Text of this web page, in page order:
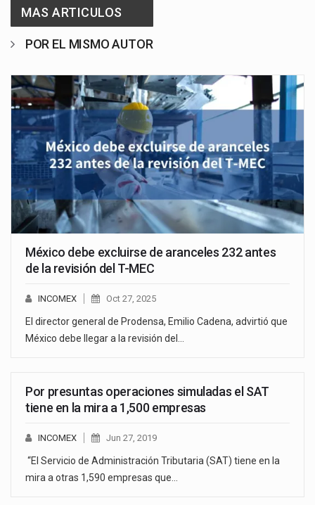
MAS ARTICULOS
POR EL MISMO AUTOR
México debe excluirse de aranceles 232 antes
de la revisión del T-MEC
INCOMEX Oct 27, 2025
El director general de Prodensa, Emilio Cadena, advirtió que
México debe llegar a la revisión del…
Por presuntas operaciones simuladas el SAT
tiene en la mira a 1,500 empresas
INCOMEX Jun 27, 2019
“El Servicio de Administración Tributaria (SAT) tiene en la
mira a otras 1,590 empresas que…